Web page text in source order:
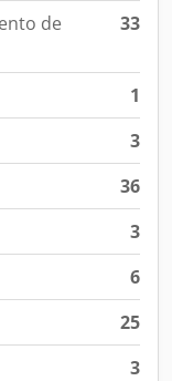
de
33
1
3
36
3
6
25
3